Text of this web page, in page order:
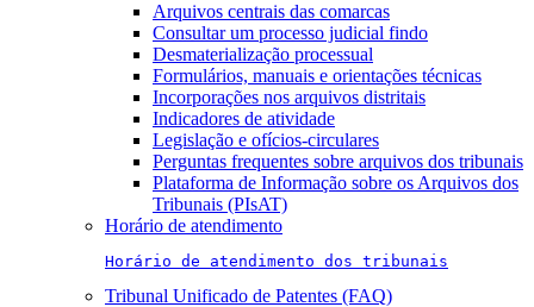
Arquivos centrais das comarcas
Consultar um processo judicial findo
Desmaterialização processual
Formulários, manuais e orientações técnicas
Incorporações nos arquivos distritais
Indicadores de atividade
Legislação e ofícios-circulares
Perguntas frequentes sobre arquivos dos tribunais
Plataforma de Informação sobre os Arquivos dos
Tribunais (PIsAT)
Horário de atendimento
Horário de atendimento dos tribunais
Tribunal Unificado de Patentes (FAQ)